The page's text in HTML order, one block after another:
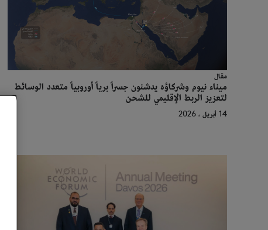
مقال
ميناء نيوم وشركاؤه يدشنون جسراً برياً أوروبياً متعدد الوسائط
لتعزيز الربط الإقليمي للشحن
14 أبريل ، 2026